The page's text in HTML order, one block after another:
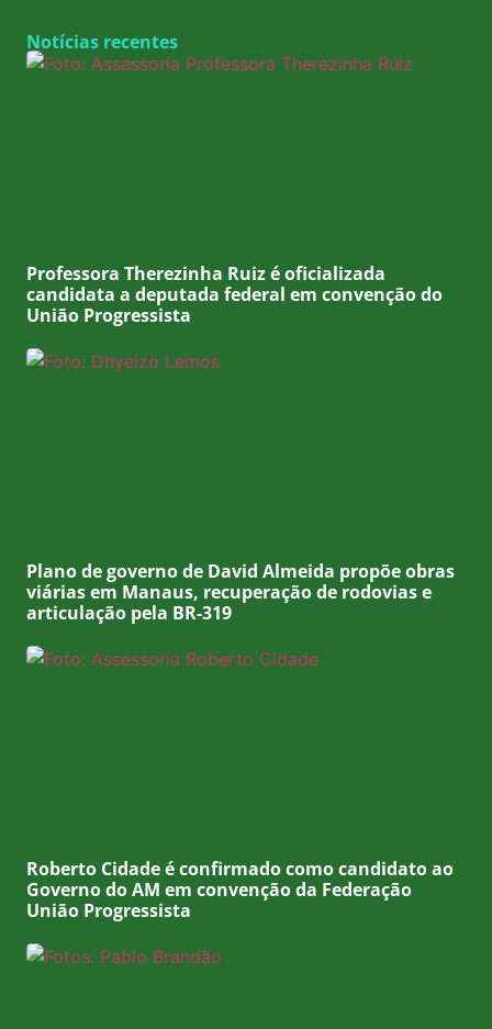
Notícias recentes
Professora Therezinha Ruiz é oficializada
candidata a deputada federal em convenção do
União Progressista
Plano de governo de David Almeida propõe obras
viárias em Manaus, recuperação de rodovias e
articulação pela BR-319
Roberto Cidade é confirmado como candidato ao
Governo do AM em convenção da Federação
União Progressista